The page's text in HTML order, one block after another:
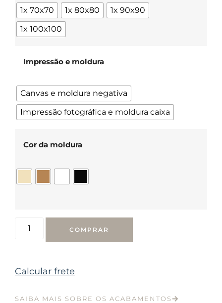
1x 70x70 1x 80x80
1x 90x90
1x 100x100
Impressão e moldura
Canvas e moldura negativa
Impressão fotográfica e moldura caixa
Cor da moldura
COMPRAR
Calcular frete
SAIBA MAIS SOBRE OS ACABAMENTOS